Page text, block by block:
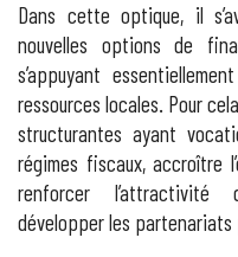
Dans cette optique, il
nouvelles options de
s’appuyant
ressources locales. Pour
structurantes ayant
régimes fiscaux, accroître
renforcer l’attractivité
développer les